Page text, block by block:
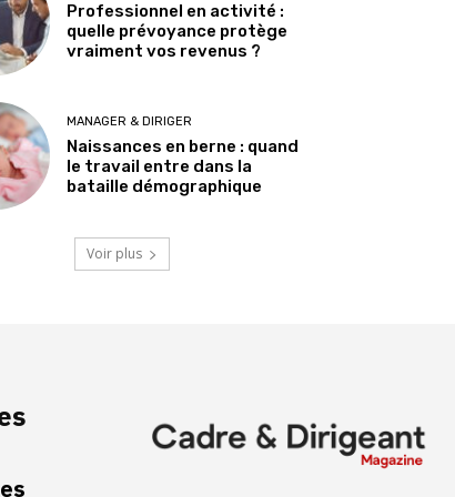
Professionnel en activité :
quelle prévoyance protège
vraiment vos revenus ?
MANAGER & DIRIGER
Naissances en berne : quand
le travail entre dans la
bataille démographique
Voir plus